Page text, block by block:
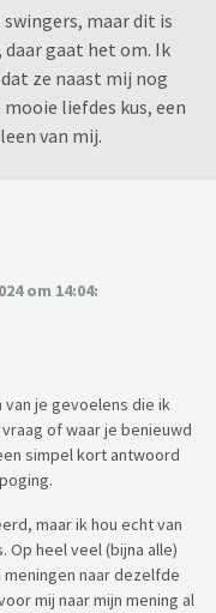
maar dit is
gaat het om. Ik
ze naast mij nog
liefdes kus, een
van mij.
om 14:04:
je gevoelens die ik
vraag of waar je benieuwd
simpel kort antwoord
maar ik hou echt van
Op heel veel (bijna alle)
naar dezelfde
mij naar mijn mening al